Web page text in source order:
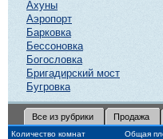
Ахуны
Аэропорт
Барковка
Бессоновка
Богословка
Бригадирский мост
Бугровка
Все из рубрики Продажа
Количество комнат Общая